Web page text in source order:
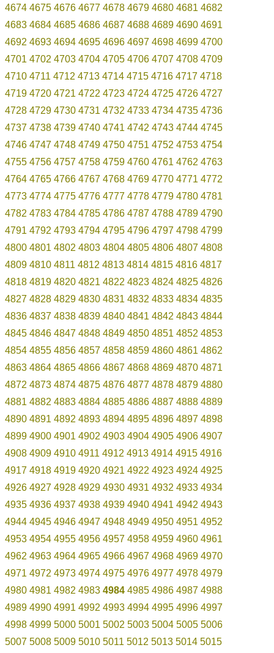
4674 4675 4676 4677 4678 4679 4680 4681 4682
4683 4684 4685 4686 4687 4688 4689 4690 4691
4692 4693 4694 4695 4696 4697 4698 4699 4700
4701 4702 4703 4704 4705 4706 4707 4708 4709
4710 4711 4712 4713 4714 4715 4716 4717 4718
4719 4720 4721 4722 4723 4724 4725 4726 4727
4728 4729 4730 4731 4732 4733 4734 4735 4736
4737 4738 4739 4740 4741 4742 4743 4744 4745
4746 4747 4748 4749 4750 4751 4752 4753 4754
4755 4756 4757 4758 4759 4760 4761 4762 4763
4764 4765 4766 4767 4768 4769 4770 4771 4772
4773 4774 4775 4776 4777 4778 4779 4780 4781
4782 4783 4784 4785 4786 4787 4788 4789 4790
4791 4792 4793 4794 4795 4796 4797 4798 4799
4800 4801 4802 4803 4804 4805 4806 4807 4808
4809 4810 4811 4812 4813 4814 4815 4816 4817
4818 4819 4820 4821 4822 4823 4824 4825 4826
4827 4828 4829 4830 4831 4832 4833 4834 4835
4836 4837 4838 4839 4840 4841 4842 4843 4844
4845 4846 4847 4848 4849 4850 4851 4852 4853
4854 4855 4856 4857 4858 4859 4860 4861 4862
4863 4864 4865 4866 4867 4868 4869 4870 4871
4872 4873 4874 4875 4876 4877 4878 4879 4880
4881 4882 4883 4884 4885 4886 4887 4888 4889
4890 4891 4892 4893 4894 4895 4896 4897 4898
4899 4900 4901 4902 4903 4904 4905 4906 4907
4908 4909 4910 4911 4912 4913 4914 4915 4916
4917 4918 4919 4920 4921 4922 4923 4924 4925
4926 4927 4928 4929 4930 4931 4932 4933 4934
4935 4936 4937 4938 4939 4940 4941 4942 4943
4944 4945 4946 4947 4948 4949 4950 4951 4952
4953 4954 4955 4956 4957 4958 4959 4960 4961
4962 4963 4964 4965 4966 4967 4968 4969 4970
4971 4972 4973 4974 4975 4976 4977 4978 4979
4980 4981 4982 4983 4984 4985 4986 4987 4988
4989 4990 4991 4992 4993 4994 4995 4996 4997
4998 4999 5000 5001 5002 5003 5004 5005 5006
5007 5008 5009 5010 5011 5012 5013 5014 5015